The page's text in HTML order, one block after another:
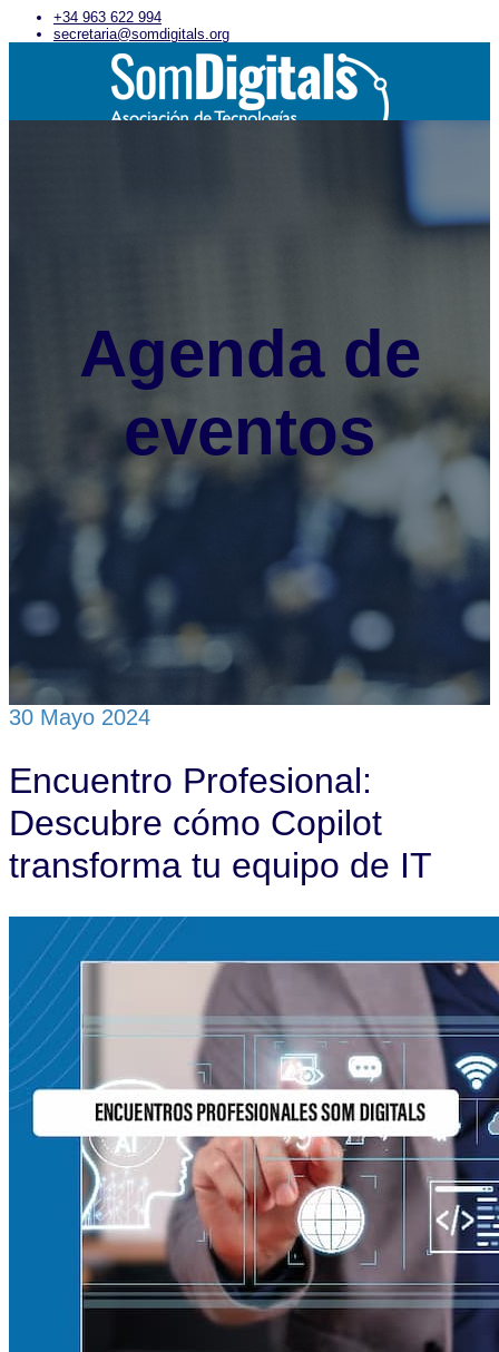
+34 963 622 994
secretaria@somdigitals.org
Noticias
Encuentros Som Digitals
Eventos de interés
Formación
Asesoría
Salas de reuniones
Servicios concertados
Login
Agenda de
eventos
30 Mayo 2024
Encuentro Profesional:
Descubre cómo Copilot
transforma tu equipo de IT